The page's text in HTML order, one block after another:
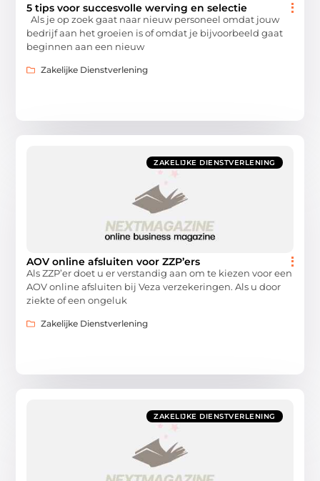
5 tips voor succesvolle werving en selectie
Als je op zoek gaat naar nieuw personeel omdat jouw
bedrijf aan het groeien is of omdat je bijvoorbeeld gaat
beginnen aan een nieuw
Zakelijke Dienstverlening
ZAKELIJKE DIENSTVERLENING
AOV online afsluiten voor ZZP’ers
Als ZZP’er doet u er verstandig aan om te kiezen voor een
AOV online afsluiten bij Veza verzekeringen. Als u door
ziekte of een ongeluk
Zakelijke Dienstverlening
ZAKELIJKE DIENSTVERLENING